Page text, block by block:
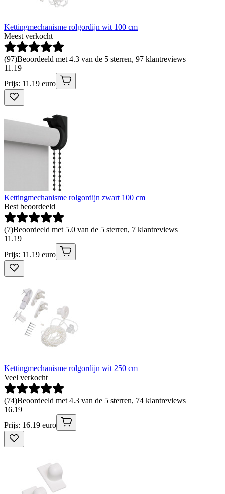
Kettingmechanisme rolgordijn wit 100 cm
Meest verkocht
(97)Beoordeeld met 4.3 van de 5 sterren, 97 klantreviews
11.19
Prijs: 11.19 euro
Kettingmechanisme rolgordijn zwart 100 cm
Best beoordeeld
(7)Beoordeeld met 5.0 van de 5 sterren, 7 klantreviews
11.19
Prijs: 11.19 euro
Kettingmechanisme rolgordijn wit 250 cm
Veel verkocht
(74)Beoordeeld met 4.3 van de 5 sterren, 74 klantreviews
16.19
Prijs: 16.19 euro